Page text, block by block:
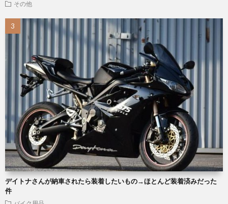
その他
デイトナさんが納車されたら装着したいもの→ほとんど装着済みだった
件